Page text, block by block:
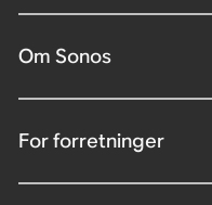
Om Sonos
For forretninger